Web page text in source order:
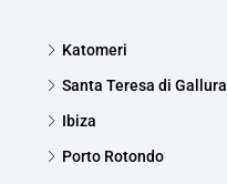
Katomeri
Santa Teresa di Gallura
Ibiza
Porto Rotondo